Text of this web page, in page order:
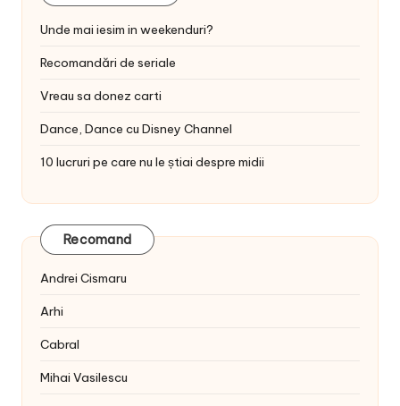
Unde mai iesim in weekenduri?
Recomandări de seriale
Vreau sa donez carti
Dance, Dance cu Disney Channel
10 lucruri pe care nu le știai despre midii
Recomand
Andrei Cismaru
Arhi
Cabral
Mihai Vasilescu